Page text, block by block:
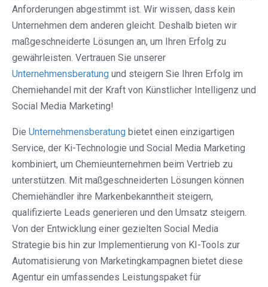
Anforderungen abgestimmt ist. Wir wissen, dass kein
Unternehmen dem anderen gleicht. Deshalb bieten wir
maßgeschneiderte Lösungen an, um Ihren Erfolg zu
gewährleisten. Vertrauen Sie unserer
Unternehmensberatung und steigern Sie Ihren Erfolg im
Chemiehandel mit der Kraft von Künstlicher Intelligenz und
Social Media Marketing!
Die Unternehmensberatung bietet einen einzigartigen
Service, der Ki-Technologie und Social Media Marketing
kombiniert, um Chemieunternehmen beim Vertrieb zu
unterstützen. Mit maßgeschneiderten Lösungen können
Chemiehändler ihre Markenbekanntheit steigern,
qualifizierte Leads generieren und den Umsatz steigern.
Von der Entwicklung einer gezielten Social Media
Strategie bis hin zur Implementierung von KI-Tools zur
Automatisierung von Marketingkampagnen bietet diese
Agentur ein umfassendes Leistungspaket für